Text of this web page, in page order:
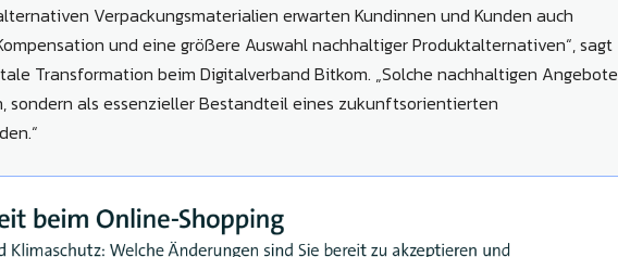
Verpackungsmaterialien erwarten Kundinnen und Kunden auch
und eine größere Auswahl nachhaltiger Produktalternativen“, sagt
Transformation beim Digitalverband Bitkom. „Solche nachhaltigen Angebote
sondern als essenzieller Bestandteil eines zukunftsorientierten